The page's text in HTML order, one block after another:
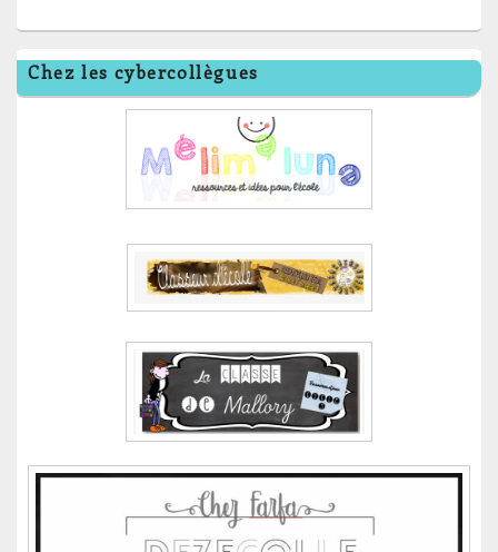
Chez les cybercollègues